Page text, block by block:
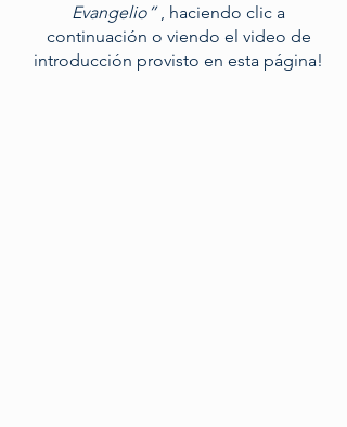
Evangelio”, haciendo clic a
continuación o viendo el video de
introducción provisto en esta página!